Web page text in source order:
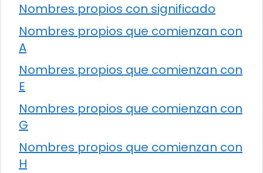
Nombres propios con significado
Nombres propios que comienzan con
A
Nombres propios que comienzan con
E
Nombres propios que comienzan con
G
Nombres propios que comienzan con
H